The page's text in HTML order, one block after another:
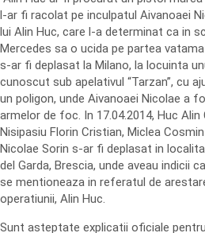
l-ar fi racolat pe inculpatul Aivanoaei
lui Alin Huc, care l-a determinat ca in
Mercedes sa o ucida pe partea
s-ar fi deplasat la Milano, la locuinta
cunoscut sub apelativul “Tarzan”, cu
un poligon, unde Aivanoaei Nicolae a
armelor de foc. In 17.04.2014, Huc Alin
Nisipasiu Florin Cristian, Miclea
Nicolae Sorin s-ar fi deplasat in
del Garda, Brescia, unde aveau indicii
se mentioneaza in referatul de
operatiunii, Alin Huc.
Sunt asteptate explicatii oficiale